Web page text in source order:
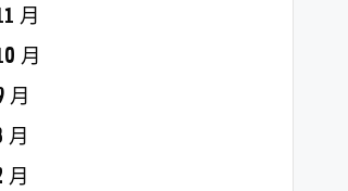
月
月
月
月
月